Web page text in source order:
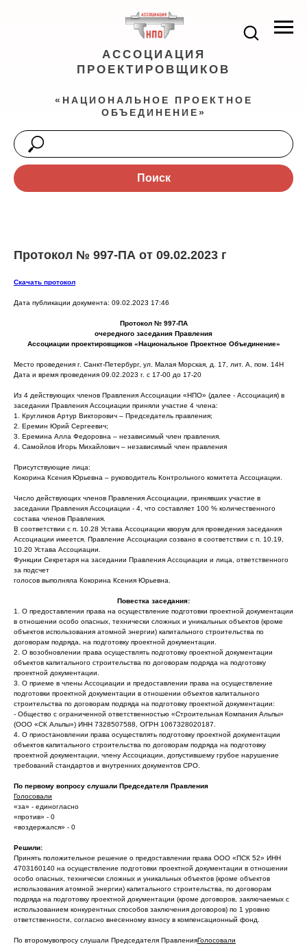
АССОЦИАЦИЯ
ПРОЕКТИРОВЩИКОВ
«НАЦИОНАЛЬНОЕ ПРОЕКТНОЕ
ОБЪЕДИНЕНИЕ»
Поиск
Протокол № 997-ПА от 09.02.2023 г
Скачать протокол
Дата публикации документа: 09.02.2023 17:46
Протокол № 997-ПА
очередного заседания Правления
Ассоциации проектировщиков «Национальное Проектное Объединение»
Место проведения г. Санкт-Петербург, ул. Малая Морская, д. 17, лит. А, пом. 14Н
Дата и время проведения 09.02.2023 г. с 17-00 до 17-20
Из 4 действующих членов Правления Ассоциации «НПО» (далее - Ассоциация) в
заседании Правления Ассоциации приняли участие 4 члена:
1. Кругликов Артур Викторович – Председатель правления;
2. Еремин Юрий Сергеевич;
3. Еремина Алла Федоровна – независимый член правления.
4. Самойлов Игорь Михайлович – независимый член правления
Присутствующие лица:
Кокорина Ксения Юрьевна – руководитель Контрольного комитета Ассоциации.
Число действующих членов Правления Ассоциации, принявших участие в
заседании Правления Ассоциации - 4, что составляет 100 % количественного
состава членов Правления.
В соответствии с п. 10.28 Устава Ассоциации кворум для проведения заседания
Ассоциации имеется. Правление Ассоциации созвано в соответствии с п. 10.19,
10.20 Устава Ассоциации.
Функции Секретаря на заседании Правления Ассоциации и лица, ответственного
за подсчет
голосов выполняла Кокорина Ксения Юрьевна.
Повестка заседания:
1. О предоставлении права на осуществление подготовки проектной документации
в отношении особо опасных, технически сложных и уникальных объектов (кроме
объектов использования атомной энергии) капитального строительства по
договорам подряда, на подготовку проектной документации.
2. О возобновлении права осуществлять подготовку проектной документации
объектов капитального строительства по договорам подряда на подготовку
проектной документации.
3. О приеме в члены Ассоциации и предоставлении права на осуществление
подготовки проектной документации в отношении объектов капитального
строительства по договорам подряда на подготовку проектной документации:
- Общество с ограниченной ответственностью «Строительная Компания Альпы»
(ООО «СК Альпы») ИНН 7328507588, ОГРН 1067328020187.
4. О приостановлении права осуществлять подготовку проектной документации
объектов капитального строительства по договорам подряда на подготовку
проектной документации, члену Ассоциации, допустившему грубое нарушение
требований стандартов и внутренних документов СРО.
По первому вопросу слушали Председателя Правления
Голосовали
«за» - единогласно
«против» - 0
«воздержался» - 0
Решили:
Принять положительное решение о предоставлении права ООО «ПСК 52» ИНН
4703160140 на осуществление подготовки проектной документации в отношении
особо опасных, технически сложных и уникальных объектов (кроме объектов
использования атомной энергии) капитального строительства, по договорам
подряда на подготовку проектной документации (кроме договоров, заключаемых с
использованием конкурентных способов заключения договоров) по 1 уровню
ответственности, согласно внесенному взносу в компенсационный фонд.
По второмувопросу слушали Председателя ПравленияГолосовали